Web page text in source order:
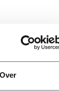
Over
| 100 meter